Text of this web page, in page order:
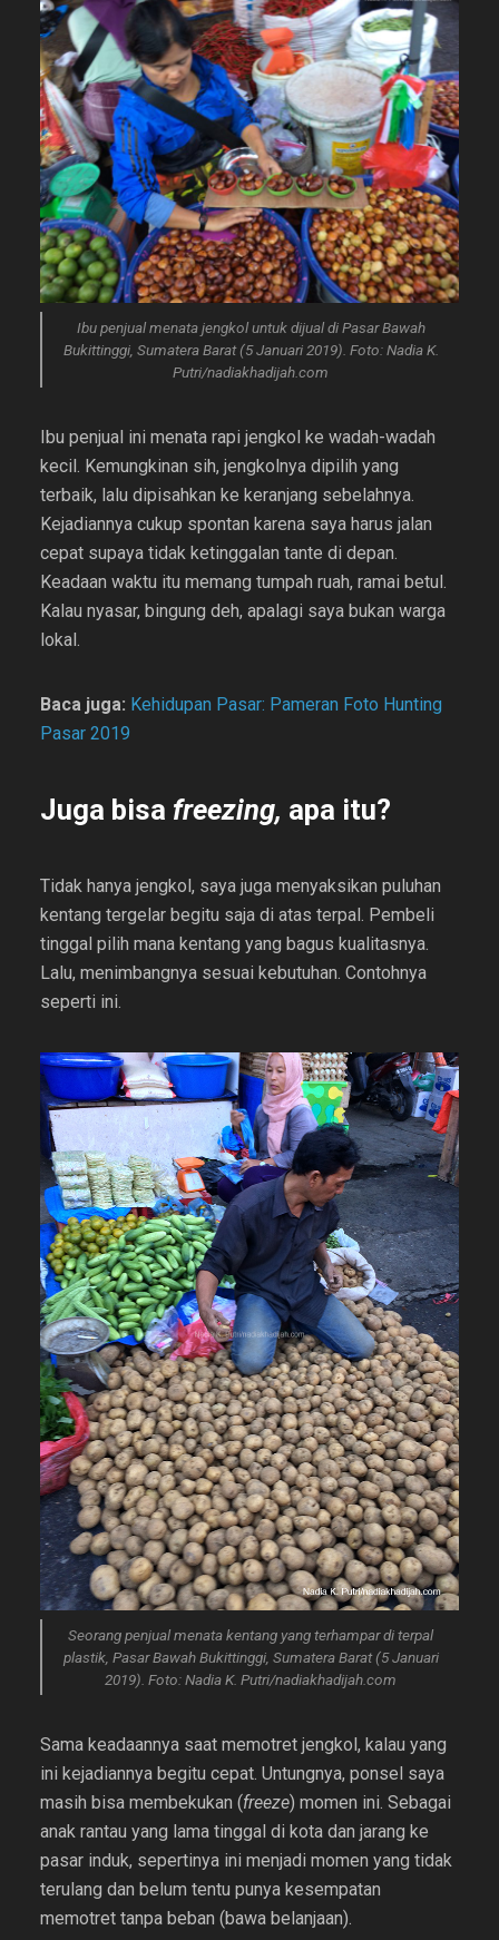
Ibu penjual menata jengkol untuk dijual di Pasar Bawah
Bukittinggi, Sumatera Barat (5 Januari 2019). Foto: Nadia K.
Putri/nadiakhadijah.com
Ibu penjual ini menata rapi jengkol ke wadah-wadah
kecil. Kemungkinan sih, jengkolnya dipilih yang
terbaik, lalu dipisahkan ke keranjang sebelahnya.
Kejadiannya cukup spontan karena saya harus jalan
cepat supaya tidak ketinggalan tante di depan.
Keadaan waktu itu memang tumpah ruah, ramai betul.
Kalau nyasar, bingung deh, apalagi saya bukan warga
lokal.
Baca juga: Kehidupan Pasar: Pameran Foto Hunting
Pasar 2019
Juga bisa freezing, apa itu?
Tidak hanya jengkol, saya juga menyaksikan puluhan
kentang tergelar begitu saja di atas terpal. Pembeli
tinggal pilih mana kentang yang bagus kualitasnya.
Lalu, menimbangnya sesuai kebutuhan. Contohnya
seperti ini.
Seorang penjual menata kentang yang terhampar di terpal
plastik, Pasar Bawah Bukittinggi, Sumatera Barat (5 Januari
2019). Foto: Nadia K. Putri/nadiakhadijah.com
Sama keadaannya saat memotret jengkol, kalau yang
ini kejadiannya begitu cepat. Untungnya, ponsel saya
masih bisa membekukan (freeze) momen ini. Sebagai
anak rantau yang lama tinggal di kota dan jarang ke
pasar induk, sepertinya ini menjadi momen yang tidak
terulang dan belum tentu punya kesempatan
memotret tanpa beban (bawa belanjaan).